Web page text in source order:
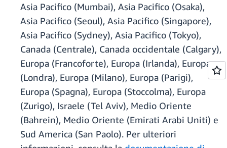
Asia Pacifico (Mumbai), Asia Pacifico (Osaka),
Asia Pacifico (Seoul), Asia Pacifico (Singapore),
Asia Pacifico (Sydney), Asia Pacifico (Tokyo),
Canada (Centrale), Canada occidentale (Calgary),
Europa (Francoforte), Europa (Irlanda), Europa
(Londra), Europa (Milano), Europa (Parigi),
Europa (Spagna), Europa (Stoccolma), Europa
(Zurigo), Israele (Tel Aviv), Medio Oriente
(Bahrein), Medio Oriente (Emirati Arabi Uniti) e
Sud America (San Paolo). Per ulteriori